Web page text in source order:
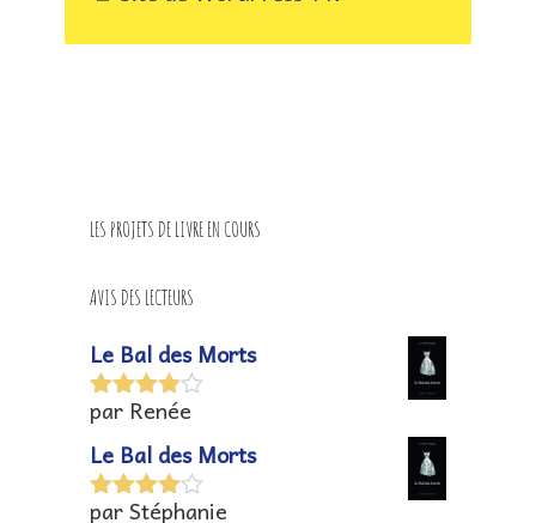
LES PROJETS DE LIVRE EN COURS
AVIS DES LECTEURS
Le Bal des Morts
Note4
par Renée
Le Bal des Morts
Note4
par Stéphanie